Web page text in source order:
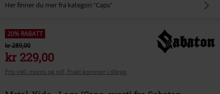
Her finner du mer fra kategori "Caps"
20% RABATT
kr 289,00
kr 229,00
Pris inkl. moms og toll, Frakt kommer i tillegg